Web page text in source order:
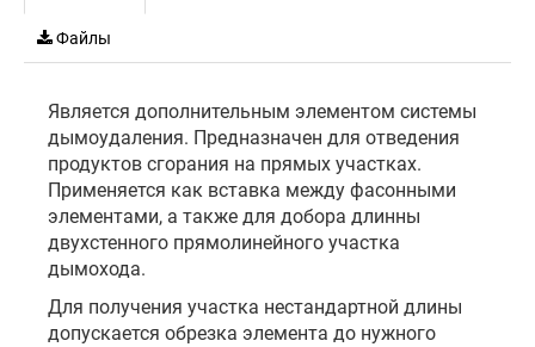
Файлы
Является дополнительным элементом системы
дымоудаления. Предназначен для отведения
продуктов сгорания на прямых участках.
Применяется как вставка между фасонными
элементами, а также для добора длинны
двухстенного прямолинейного участка
дымохода.
Для получения участка нестандартной длины
допускается обрезка элемента до нужного